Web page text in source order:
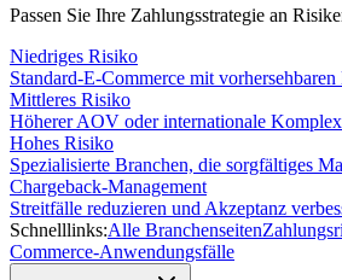
Passen Sie Ihre Zahlungsstrategie an
Niedriges Risiko
Standard-E-Commerce mit vorhersehbaren
Mittleres Risiko
Höherer AOV oder internationale
Hohes Risiko
Spezialisierte Branchen, die sorgfältiges
Chargeback-Management
Streitfälle reduzieren und Akzeptanz
Schnelllinks:Alle Branchenseiten
Commerce-Anwendungsfälle